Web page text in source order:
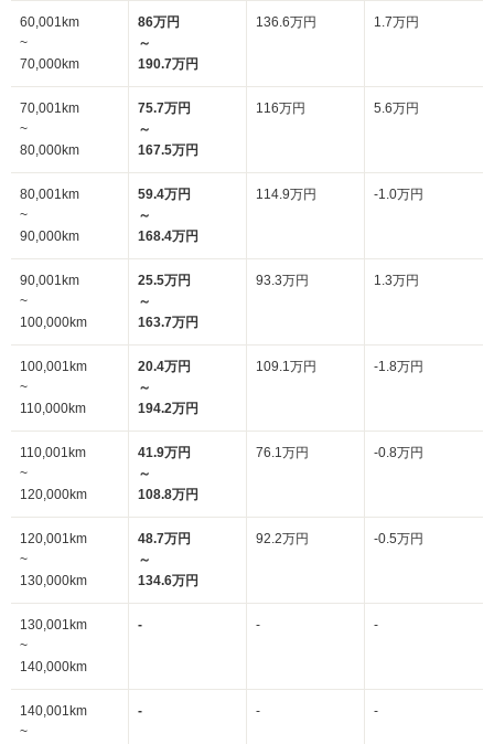
60,001km
~
70,000km
86万円
～
190.7万円
136.6万円 1.7万円
70,001km
~
80,000km
75.7万円
～
167.5万円
116万円 5.6万円
80,001km
~
90,000km
59.4万円
～
168.4万円
114.9万円 -1.0万円
90,001km
~
100,000km
25.5万円
～
163.7万円
93.3万円 1.3万円
100,001km
~
110,000km
20.4万円
～
194.2万円
109.1万円 -1.8万円
110,001km
~
120,000km
41.9万円
～
108.8万円
76.1万円 -0.8万円
120,001km
~
130,000km
48.7万円
～
134.6万円
92.2万円 -0.5万円
130,001km
~
140,000km
- - -
140,001km
~
- - -